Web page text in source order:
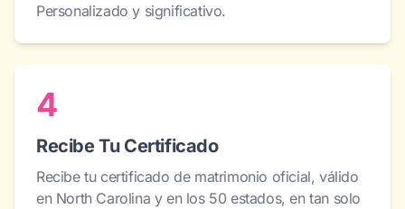
Personalizado y significativo.
4
Recibe Tu Certificado
Recibe tu certificado de matrimonio oficial, válido
en North Carolina y en los 50 estados, en tan solo